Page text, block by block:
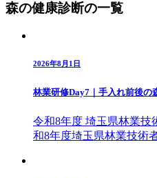
森の健康診断の一覧
2026年8月1日
林業研修Day7｜手入れ前後の
令和8年度 埼玉県林業技
和8年度埼玉県林業技術